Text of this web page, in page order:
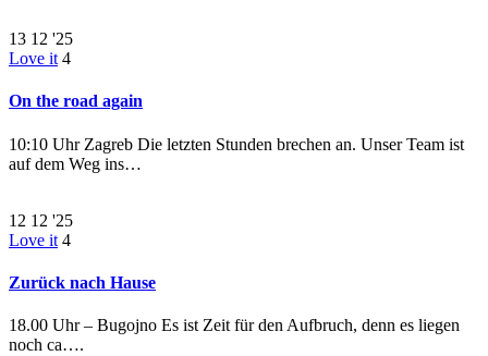
13 12 '25
Love it 4
On the road again
10:10 Uhr Zagreb Die letzten Stunden brechen an. Unser Team ist
auf dem Weg ins…
12 12 '25
Love it 4
Zurück nach Hause
18.00 Uhr – Bugojno Es ist Zeit für den Aufbruch, denn es liegen
noch ca….